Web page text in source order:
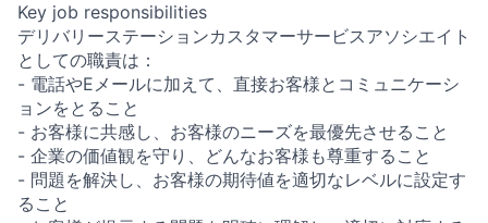
Key job responsibilities
デリバリーステーションカスタマーサービスアソシエイト
としての職責は：
- 電話やEメールに加えて、直接お客様とコミュニケーシ
ョンをとること
- お客様に共感し、お客様のニーズを最優先させること
- 企業の価値観を守り、どんなお客様も尊重すること
- 問題を解決し、お客様の期待値を適切なレベルに設定す
ること